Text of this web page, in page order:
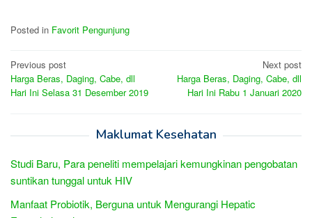
Posted in Favorit Pengunjung
Post
navigation
Previous post
Harga Beras, Daging, Cabe, dll
Hari Ini Selasa 31 Desember 2019
Next post
Harga Beras, Daging, Cabe, dll
Hari Ini Rabu 1 Januari 2020
Maklumat Kesehatan
Studi Baru, Para peneliti mempelajari kemungkinan pengobatan
suntikan tunggal untuk HIV
Manfaat Probiotik, Berguna untuk Mengurangi Hepatic